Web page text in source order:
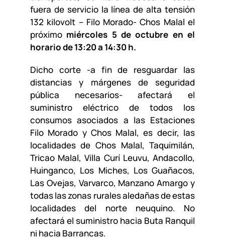
fuera de servicio la línea de alta tensión
132 kilovolt – Filo Morado- Chos Malal el
próximo miércoles 5 de octubre en el
horario de 13:20 a 14:30 h.
Dicho corte -a fin de resguardar las
distancias y márgenes de seguridad
pública necesarios- afectará el
suministro eléctrico de todos los
consumos asociados a las Estaciones
Filo Morado y Chos Malal, es decir, las
localidades de Chos Malal, Taquimilán,
Tricao Malal, Villa Curí Leuvu, Andacollo,
Huinganco, Los Miches, Los Guañacos,
Las Ovejas, Varvarco, Manzano Amargo y
todas las zonas rurales aledañas de estas
localidades del norte neuquino. No
afectará el suministro hacia Buta Ranquil
ni hacia Barrancas.